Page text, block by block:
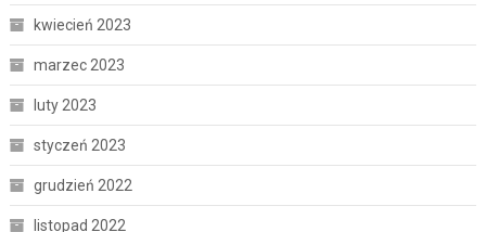
kwiecień 2023
marzec 2023
luty 2023
styczeń 2023
grudzień 2022
listopad 2022